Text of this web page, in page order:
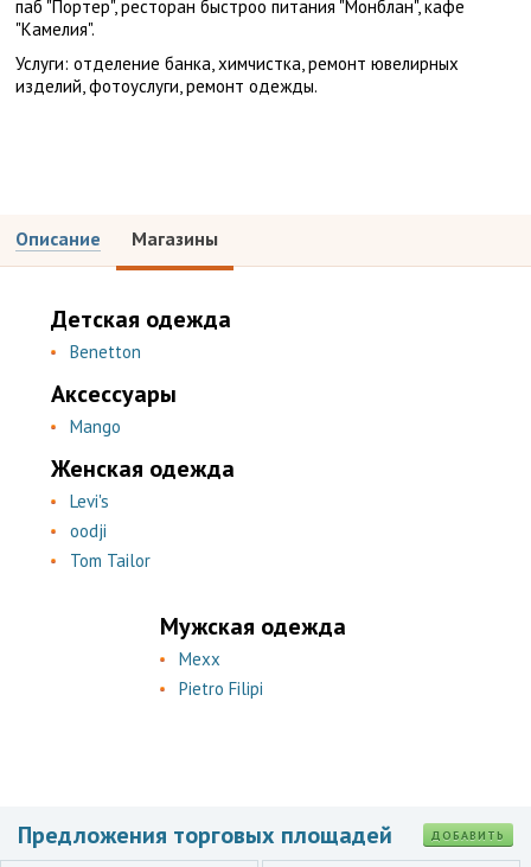
паб "Портер", ресторан быстроо питания "Монблан", кафе
"Камелия".
Услуги: отделение банка, химчистка, ремонт ювелирных
изделий, фотоуслуги, ремонт одежды.
Описание Магазины
Детская одежда
Benetton
Аксессуары
Mango
Женская одежда
Levi's
oodji
Tom Tailor
Мужская одежда
Mexx
Pietro Filipi
ДОБАВИТЬ
Предложения торговых площадей